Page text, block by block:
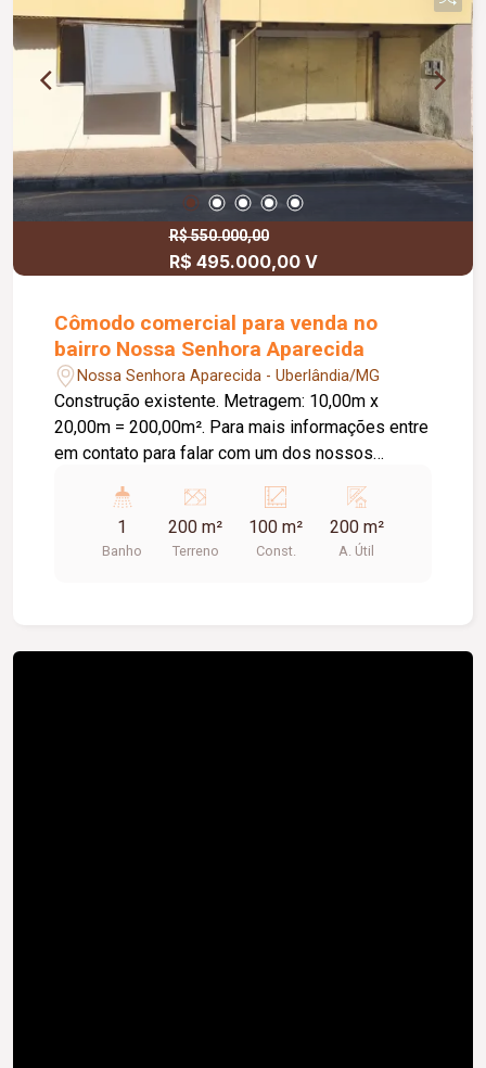
R$ 550.000,00
R$ 495.000,00 V
Cômodo comercial para venda no
bairro Nossa Senhora Aparecida
Nossa Senhora Aparecida - Uberlândia/MG
Construção existente. Metragem: 10,00m x
20,00m = 200,00m². Para mais informações entre
em contato para falar com um dos nossos
1
Banho
200 m²
Terreno
100 m²
Const.
200 m²
A. Útil